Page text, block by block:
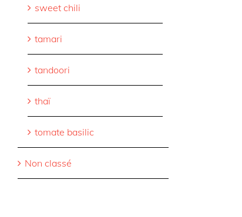
sweet chili
tamari
tandoori
thaï
tomate basilic
Non classé